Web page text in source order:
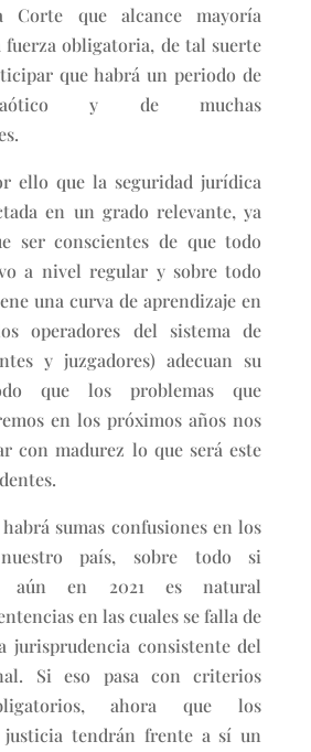
Corte que alcance mayoría
obligatoria, de tal suerte
que habrá un periodo de
y de muchas
ello que la seguridad jurídica
en un grado relevante, ya
ser conscientes de que todo
a nivel regular y sobre todo
una curva de aprendizaje en
operadores del sistema de
y juzgadores) adecuan su
que los problemas que
en los próximos años nos
con madurez lo que será este
sumas confusiones en los
país, sobre todo si
aún en 2021 es natural
en las cuales se falla de
jurisprudencia consistente del
Si eso pasa con criterios
ahora que los
justicia tendrán frente a sí un